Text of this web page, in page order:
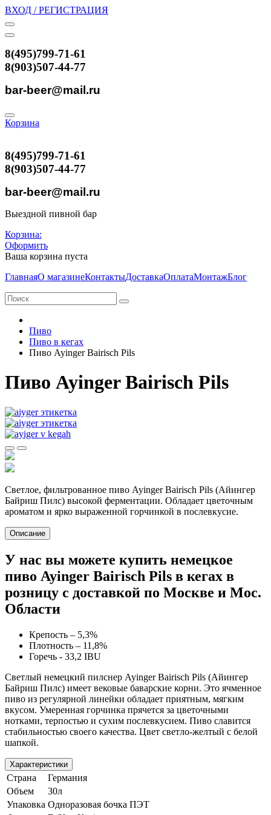
ВХОД / РЕГИСТРАЦИЯ
8(495)799-71-61
8(903)507-44-77
bar-beer@mail.ru
Корзина
8(495)799-71-61
8(903)507-44-77
bar-beer@mail.ru
Выездной пивной бар
Корзина:
Оформить
Ваша корзина пуста
ГлавнаяО магазинеКонтактыДоставкаОплатаМонтажБлог
Пиво
Пиво в кегах
Пиво Ayinger Bairisch Pils
Пиво Ayinger Bairisch Pils
Cветлое, фильтрованное пиво Ayinger Bairisch Pils (Айингер
Байриш Пилс) высокой ферментации. Обладает цветочным
ароматом и ярко выраженной горчинкой в послевкусие.
Описание
У нас вы можете купить немецкое
пиво Ayinger Bairisch Pils в кегах в
розницу с доставкой по Москве и Мос.
Области
Крепость – 5,3%
Плотность – 11,8%
Горечь - 33,2 IBU
Светлый немецкий пилснер Ayinger Bairisch Pils (Айингер
Байриш Пилс) имеет вековые баварские корни. Это ячменное
пиво из регулярной линейки обладает приятным, мягким
вкусом. Умеренная горчинка прячется за цветочными
нотками, терпостью и сухим послевкусием. Пиво славится
стабильностью своего качества. Цвет светло-желтый с белой
шапкой.
Характеристики
Страна
Германия
Объем
30л
Упаковка Одноразовая бочка ПЭТ